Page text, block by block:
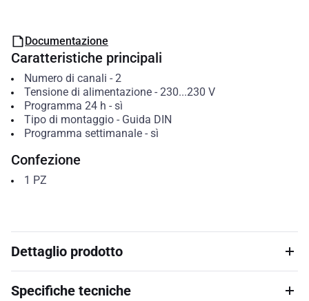
Documentazione
Caratteristiche principali
Numero di canali - 2
Tensione di alimentazione- 230...230 V
Programma 24 h - sì
Tipo di montaggio- Guida DIN
Programma settimanale- sì
Confezione
1 PZ
Dettaglio prodotto
Specifiche tecniche